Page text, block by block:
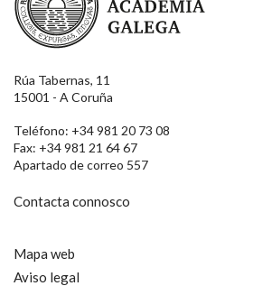
Rúa Tabernas, 11
15001 - A Coruña
Teléfono: +34 981 20 73 08
Fax: +34 981 21 64 67
Apartado de correo 557
Contacta connosco
Mapa web
Aviso legal